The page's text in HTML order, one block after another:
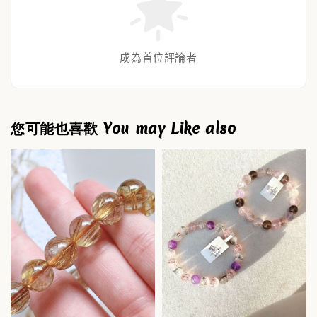
成為首位評論者
您可能也喜歡 You may Like also